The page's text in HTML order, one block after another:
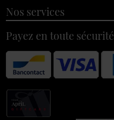
Nos services
Payez en toute sécurité